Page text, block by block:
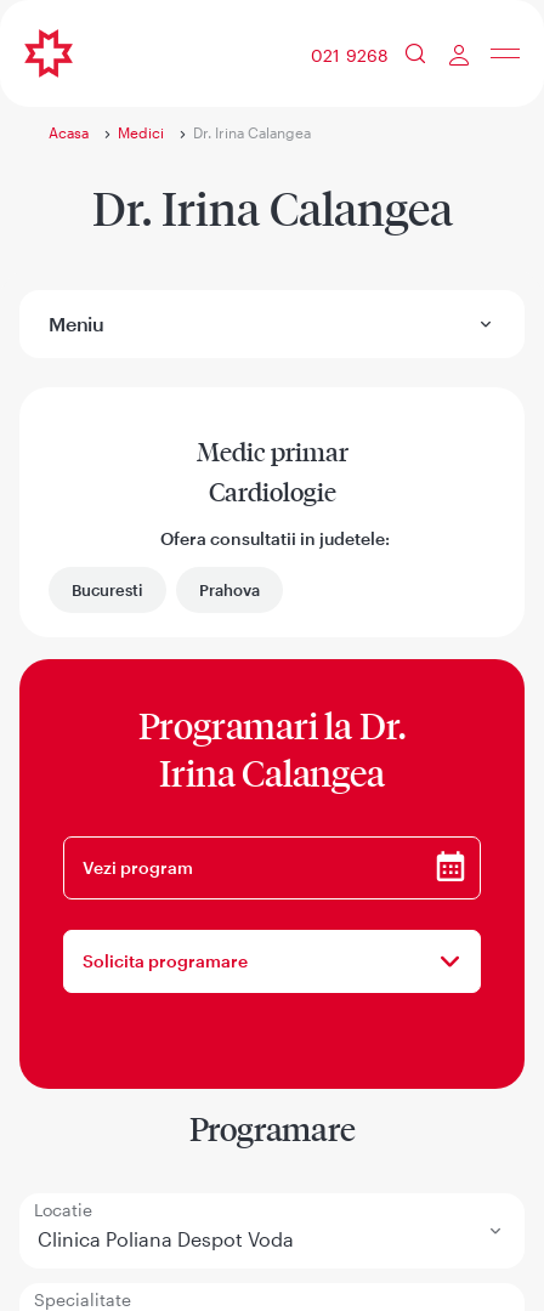
021 9268
Acasa Medici Dr. Irina Calangea
Dr. Irina Calangea
Meniu
Medic primar
Cardiologie
Ofera consultatii in judetele:
Bucuresti Prahova
Programari laDr.
Irina Calangea
Vezi program
Solicita programare
Programare
Locatie
Clinica Poliana Despot Voda
Specialitate